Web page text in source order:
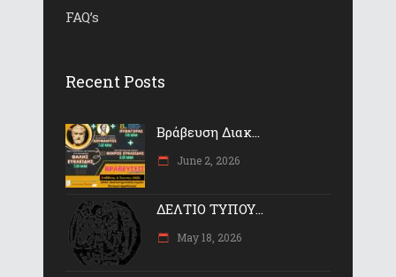
FAQ’s
Recent Posts
Βράβευση Διακ...
June 2, 2026
ΔΕΛΤΙΟ ΤΥΠΟΥ...
May 18, 2026